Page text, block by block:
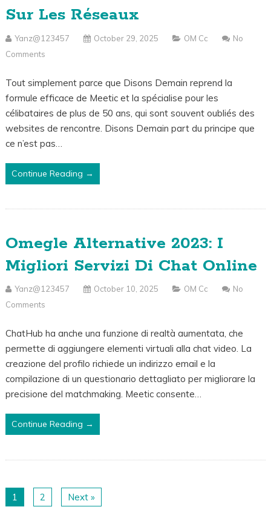
Sur Les Réseaux
Yanz@123457 October 29, 2025 OM Cc
No
Comments
Tout simplement parce que Disons Demain reprend la
formule efficace de Meetic et la spécialise pour les
célibataires de plus de 50 ans, qui sont souvent oubliés des
websites de rencontre. Disons Demain part du principe que
ce n’est pas…
Continue Reading →
Omegle Alternative 2023: I
Migliori Servizi Di Chat Online
Yanz@123457 October 10, 2025 OM Cc
No
Comments
ChatHub ha anche una funzione di realtà aumentata, che
permette di aggiungere elementi virtuali alla chat video. La
creazione del profilo richiede un indirizzo email e la
compilazione di un questionario dettagliato per migliorare la
precisione del matchmaking. Meetic consente…
Continue Reading →
1 2 Next »